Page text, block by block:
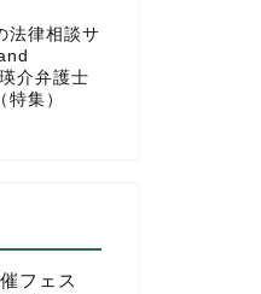
法律相談サ
介弁護士
集）
フェス